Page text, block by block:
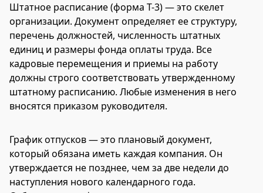
Штатное расписание (форма Т-3) — это скелет
организации. Документ определяет ее структуру,
перечень должностей, численность штатных
единиц и размеры фонда оплаты труда. Все
кадровые перемещения и приемы на работу
должны строго соответствовать утвержденному
штатному расписанию. Любые изменения в него
вносятся приказом руководителя.
График отпусков — это плановый документ,
который обязана иметь каждая компания. Он
утверждается не позднее, чем за две недели до
наступления нового календарного года.